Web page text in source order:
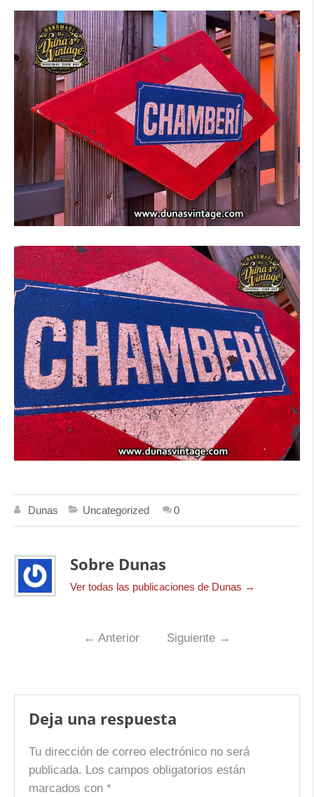
Dunas Uncategorized 0
Sobre Dunas
Ver todas las publicaciones de Dunas →
← Anterior Siguiente →
Deja una respuesta
Tu dirección de correo electrónico no será
publicada. Los campos obligatorios están
marcados con *